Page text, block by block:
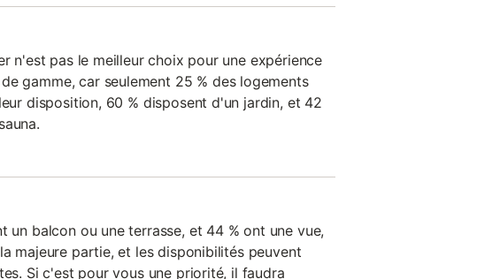
n'est pas le meilleur choix pour une expérience
gamme, car seulement 25 % des logements
disposition, 60 % disposent d'un jardin, et 42
un balcon ou une terrasse, et 44 % ont une vue,
majeure partie, et les disponibilités peuvent
Si c'est pour vous une priorité, il faudra